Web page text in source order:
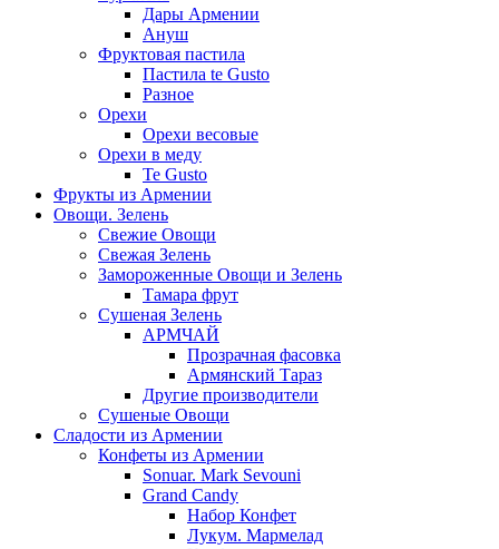
Дары Армении
Ануш
Фруктовая пастила
Пастила te Gusto
Разное
Орехи
Орехи весовые
Орехи в меду
Te Gusto
Фрукты из Армении
Овощи. Зелень
Свежие Овощи
Свежая Зелень
Замороженные Овощи и Зелень
Тамара фрут
Сушеная Зелень
АРМЧАЙ
Прозрачная фасовка
Армянский Тараз
Другие производители
Сушеные Овощи
Сладости из Армении
Конфеты из Армении
Sonuar. Mark Sevouni
Grand Candy
Набор Конфет
Лукум. Мармелад